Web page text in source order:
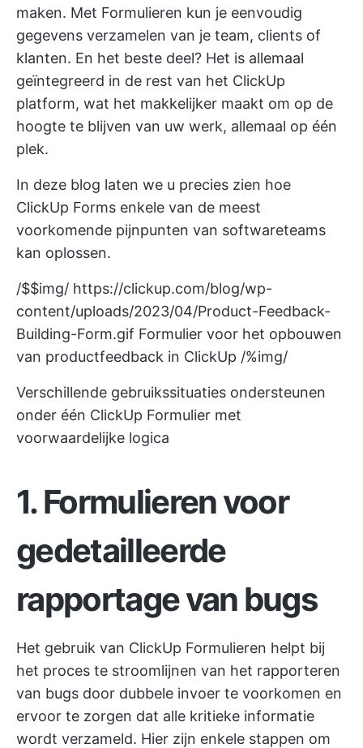
maken. Met Formulieren kun je eenvoudig
gegevens verzamelen van je team, clients of
klanten. En het beste deel? Het is allemaal
geïntegreerd in de rest van het ClickUp
platform, wat het makkelijker maakt om op de
hoogte te blijven van uw werk, allemaal op één
plek.
In deze blog laten we u precies zien hoe
ClickUp Forms enkele van de meest
voorkomende pijnpunten van softwareteams
kan oplossen.
/$$img/ https://clickup.com/blog/wp-
content/uploads/2023/04/Product-Feedback-
Building-Form.gif Formulier voor het opbouwen
van productfeedback in ClickUp /%img/
Verschillende gebruikssituaties ondersteunen
onder één ClickUp Formulier met
voorwaardelijke logica
1. Formulieren voor
gedetailleerde
rapportage van bugs
Het gebruik van ClickUp Formulieren helpt bij
het proces te stroomlijnen van het rapporteren
van bugs door dubbele invoer te voorkomen en
ervoor te zorgen dat alle kritieke informatie
wordt verzameld. Hier zijn enkele stappen om